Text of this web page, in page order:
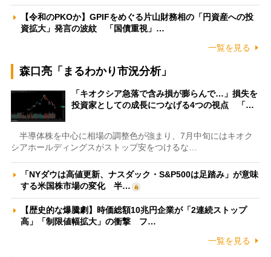
【令和のPKOか】GPIFをめぐる片山財務相の「円資産への投
資拡大」発言の波紋 「国債重視」…
一覧を見る
森口亮「まるわかり市況分析」
「キオクシア急落で含み損が膨らんで…」損失を
投資家としての成長につなげる4つの視点 「…
半導体株を中心に相場の調整色が強まり、7月中旬にはキオク
シアホールディングスがストップ安をつけるな…
「NYダウは高値更新、ナスダック・S&P500は足踏み」が意味
する米国株市場の変化 半…
【歴史的な爆騰劇】時価総額10兆円企業が「2連続ストップ
高」「制限値幅拡大」の衝撃 フ…
一覧を見る